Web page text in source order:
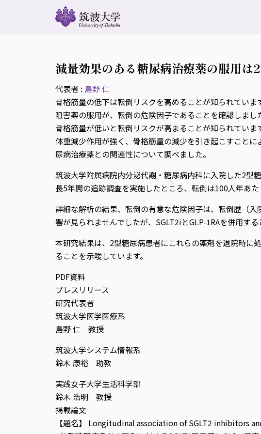
減量効果のある糖尿病治療薬の服用は
代表者 : 島野 仁
骨格筋量の低下は転倒リスクを高めることが知られてい
阻害薬の服用が、転倒の危険因子であることを確認しま
骨格筋量が低いと転倒リスクが高まることが知られていま
体重減少作用が強く、骨格筋量の減少を引き起こすこと
尿病治療薬との関連性について調べました。
筑波大学附属病院内分泌代謝・糖尿病内科に入院した2型
長5年間の追跡調査を実施したところ、転倒は100人年あた
詳細な解析の結果、転倒の有意な危険因子は、転倒歴（
響が見られませんでしたが、SGLT2iとGLP-1RAを併用す
本研究結果は、2型糖尿病患者にこれらの薬剤を退院時に
ることを示唆しています。
PDF資料
プレスリリース
研究代表者
筑波大学医学医療系
島野 仁 教授
筑波大学システム情報系
鈴木 康裕 助教
実践女子大学生活科学部
鈴木 浩明 教授
掲載論文
【題名】 Longitudinal association of SGLT2 inhibitors